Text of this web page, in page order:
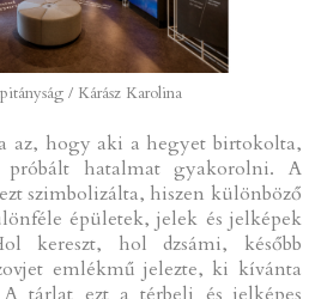
/ Kárász Karolina
az, hogy aki a hegyet birtokolta,
hatalmat gyakorolni. A
szimbolizálta, hiszen különböző
épületek, jelek és jelképek
kereszt, hol dzsámi, később
emlékmű jelezte, ki kívánta